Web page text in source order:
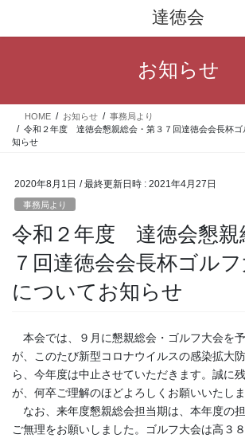
テ
ス
ゲ
ン
達徳会
お知らせ
HOME お知らせ
事務局より
令和２年度 達徳会懇親総会・第３７回達徳会会長杯ゴ
知らせ
2020年8月1日 / 最終更新日時 : 2021年4月27日
事務局より
令和２年度 達徳会懇親
７回達徳会会長杯ゴル
についてお知らせ
本会では、９月に懇親総会・ゴルフ大会を
が、このたび新型コロナウイルスの感染拡大
ら、今年度は中止させていただきます。誠に
が、何卒ご理解のほどよろしくお願いいたしま
なお、来年度懇親総会担当期は、本年度の
ご無理をお願いしました。ゴルフ大会は高３８